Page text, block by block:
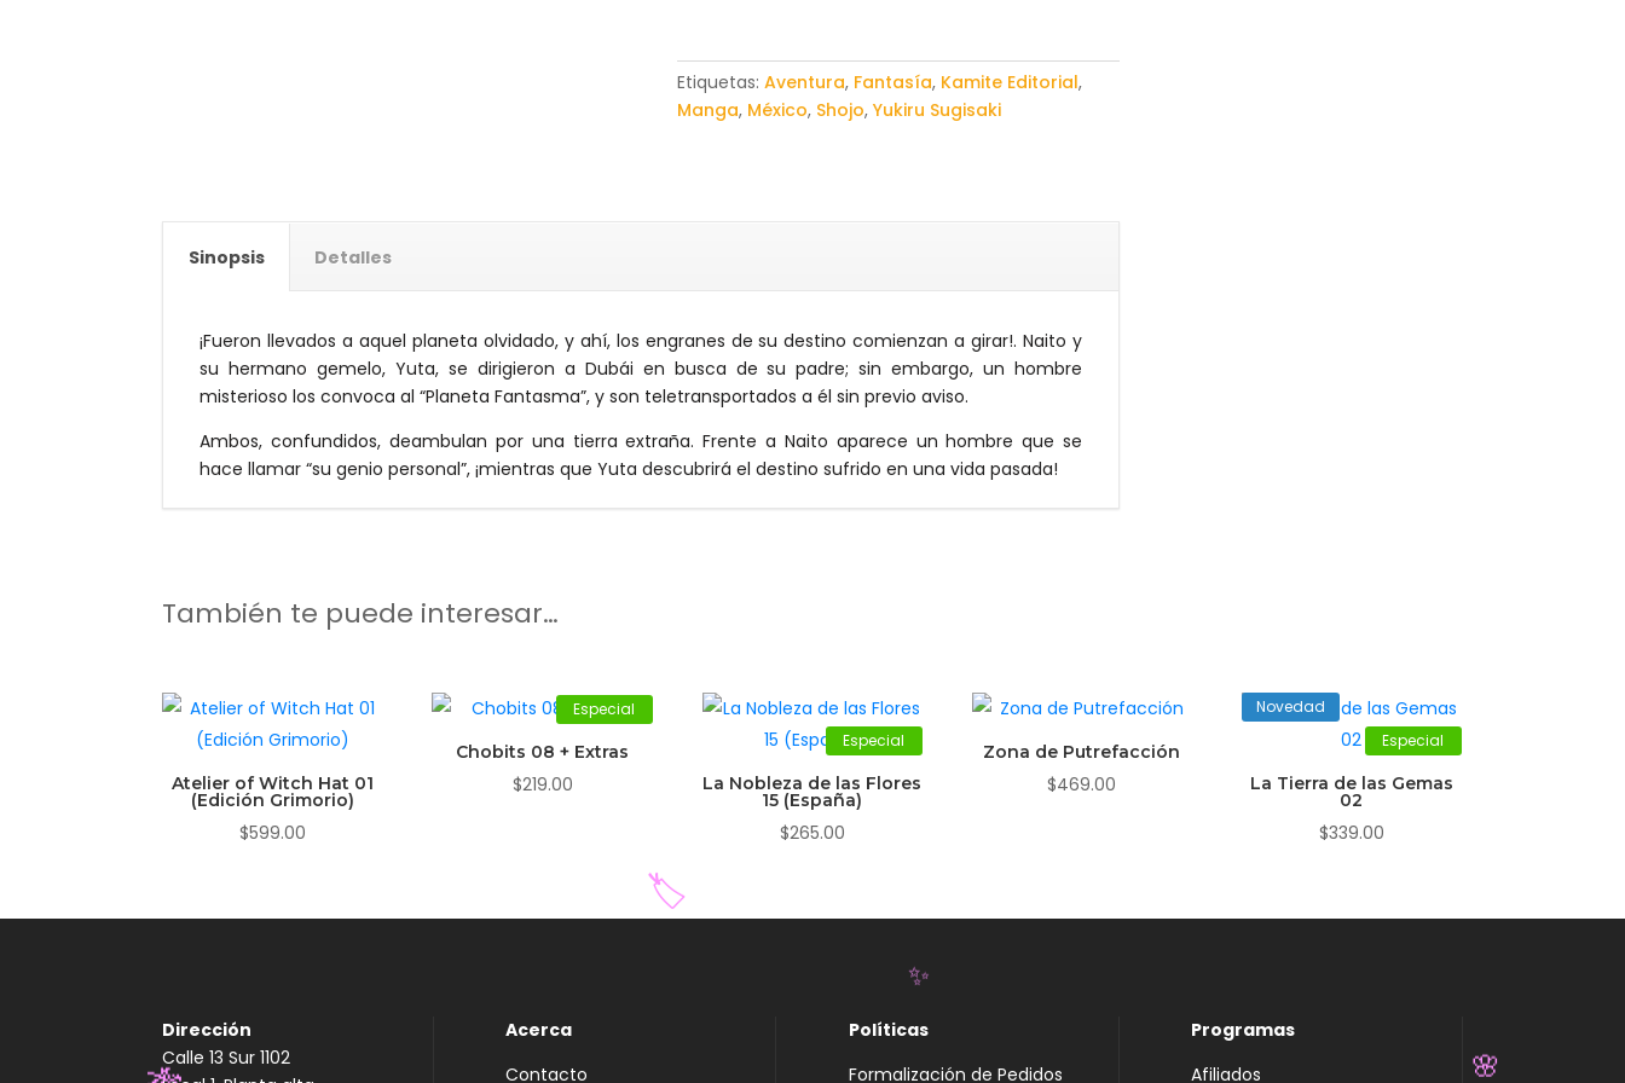
Etiquetas: Aventura, Fantasía, Kamite Editorial,
Manga, México, Shojo, Yukiru Sugisaki
Sinopsis Detalles
¡Fueron llevados a aquel planeta olvidado, y ahí, los engranes de su destino comienzan a girar!. Naito y
su hermano gemelo, Yuta, se dirigieron a Dubái en busca de su padre; sin embargo, un hombre
misterioso los convoca al “Planeta Fantasma”, y son teletransportados a él sin previo aviso.
Ambos, confundidos, deambulan por una tierra extraña. Frente a Naito aparece un hombre que se
hace llamar “su genio personal”, ¡mientras que Yuta descubrirá el destino sufrido en una vida pasada!
También te puede interesar…
Atelier of Witch Hat 01
(Edición Grimorio)
$599.00
Especial
Chobits 08 + Extras
$219.00
Especial
La Nobleza de las Flores
15 (España)
$265.00
Zona de Putrefacción
$469.00
Especial
Novedad
La Tierra de las Gemas
02
$339.00
Dirección
Calle 13 Sur 1102
Acerca
Contacto
Políticas
Formalización de Pedidos
Programas
Afiliados